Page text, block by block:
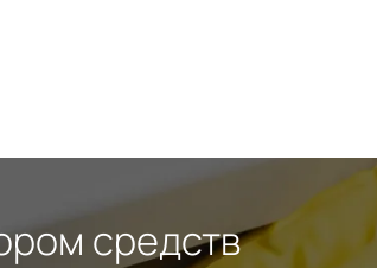
средств